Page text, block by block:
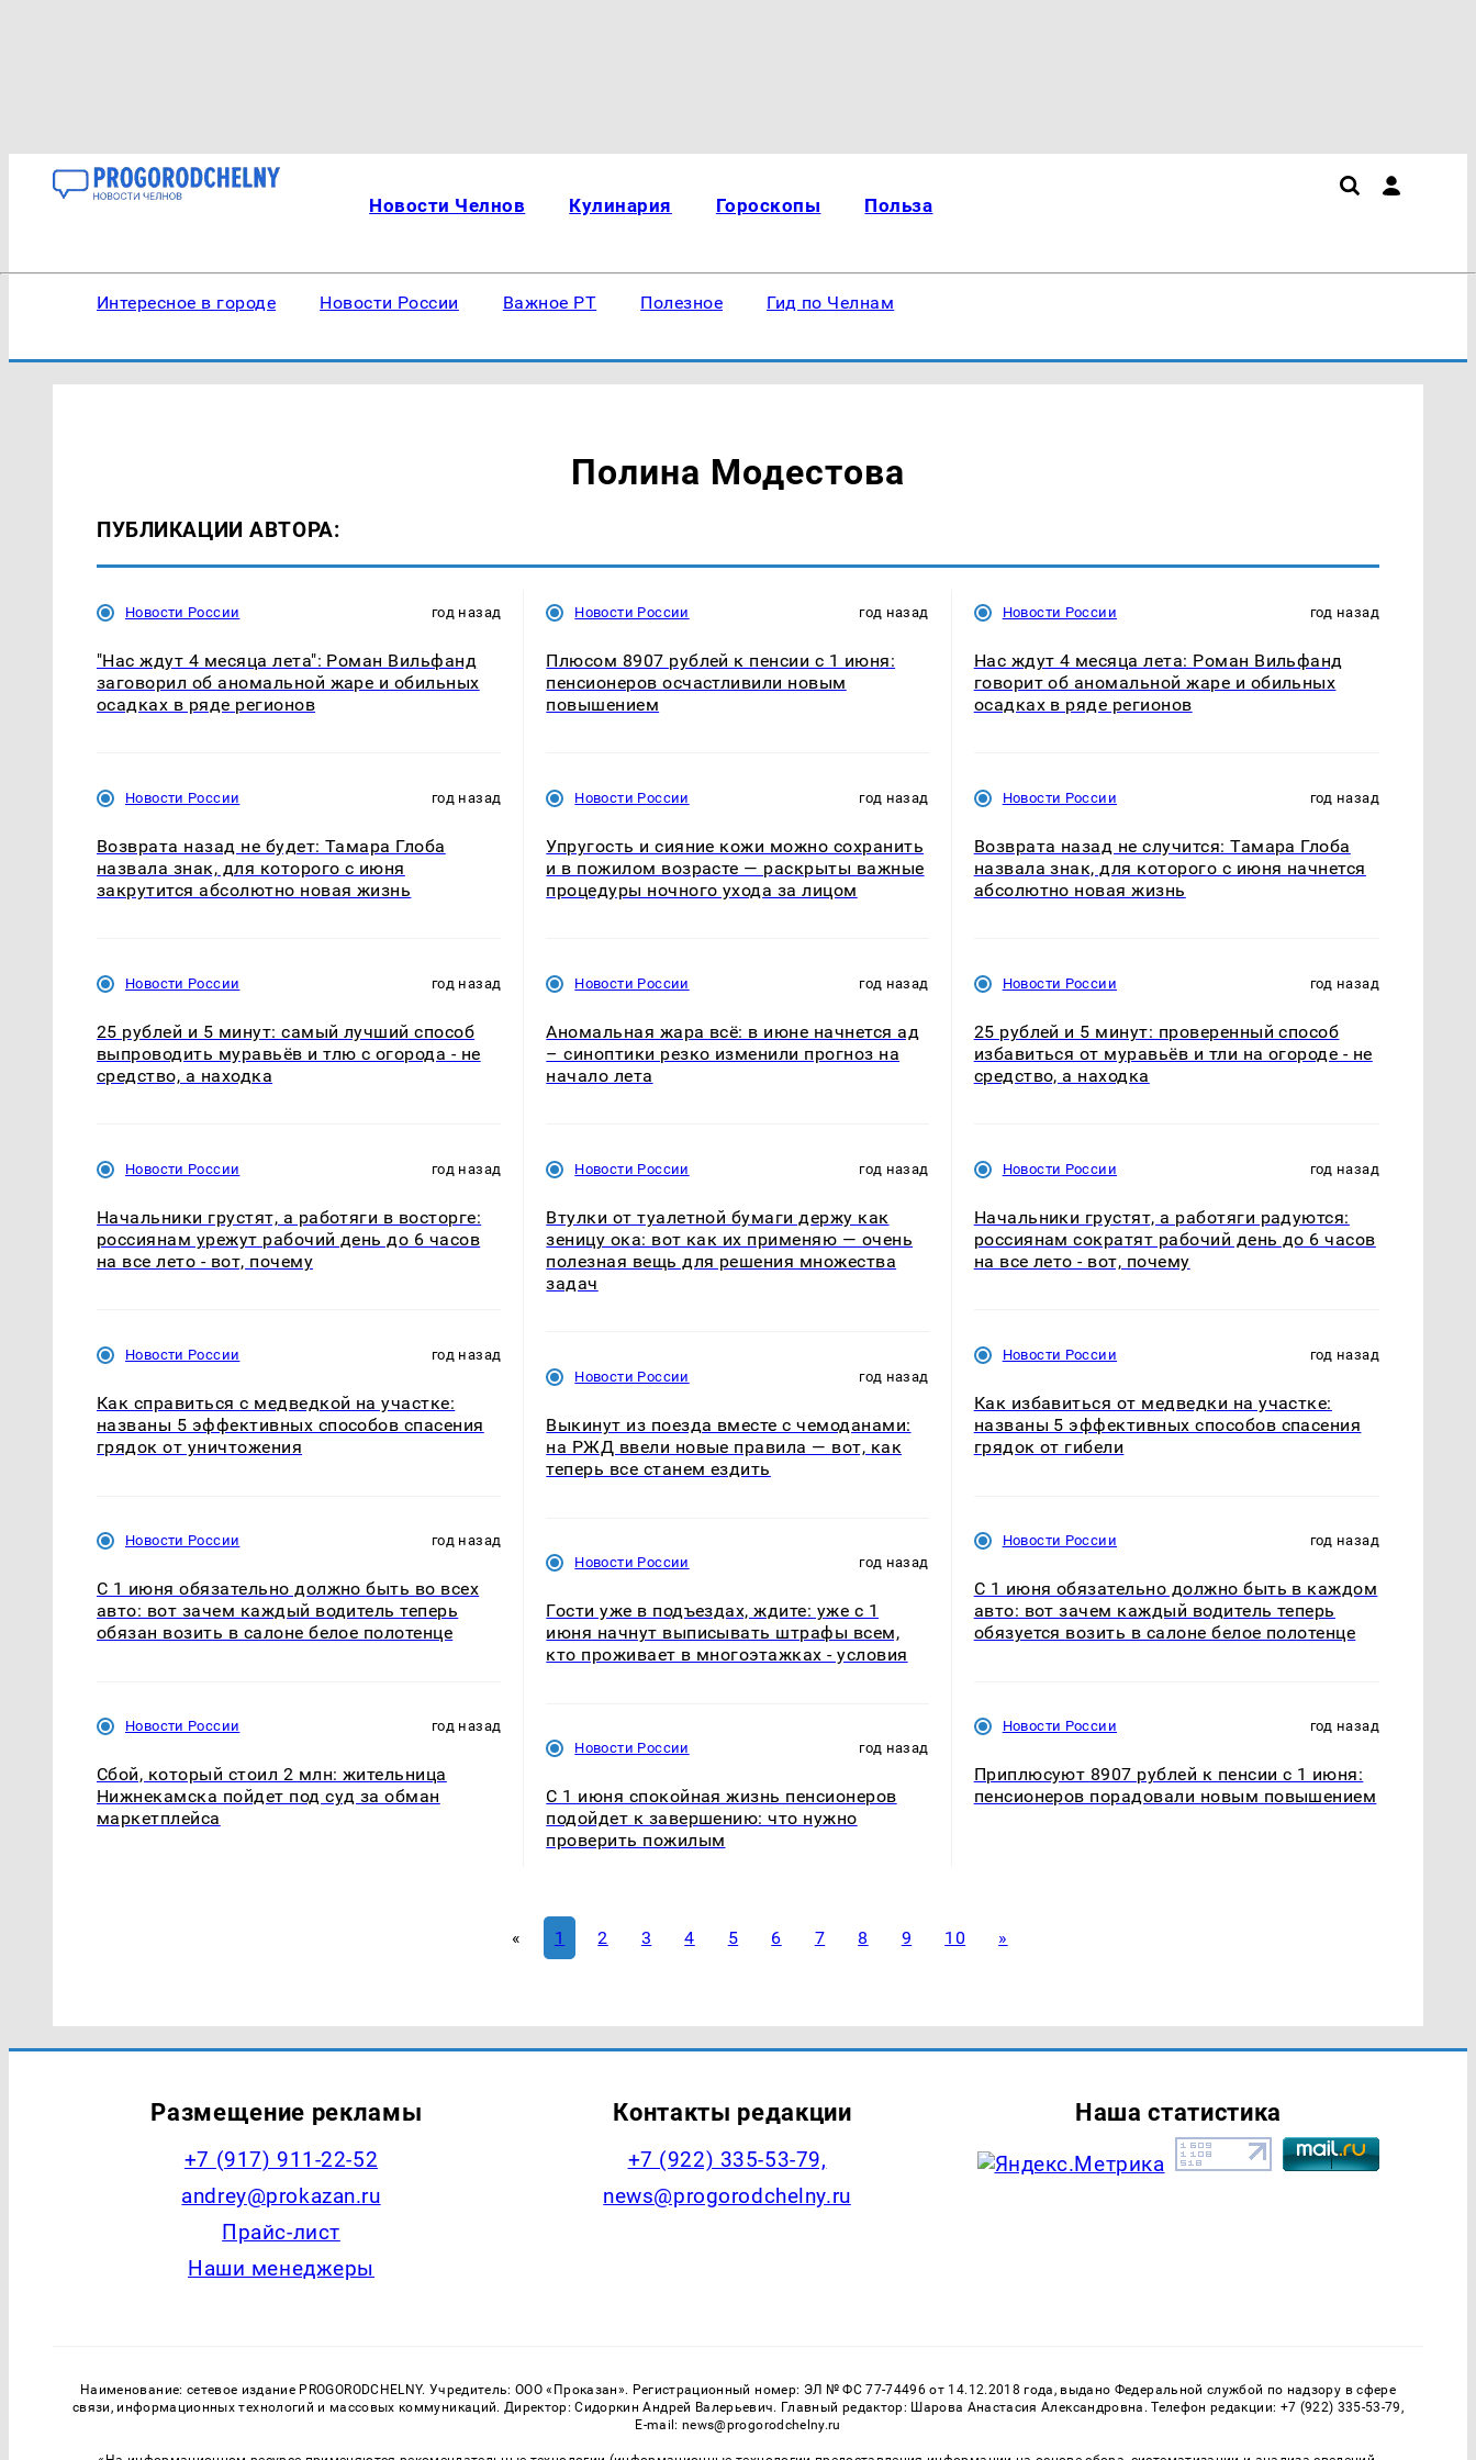
Новости Челнов Кулинария Гороскопы Польза
Интересное в городе Новости России Важное РТ Полезное Гид по Челнам
Полина Модестова
ПУБЛИКАЦИИ АВТОРА:
Новости России год назад
"Нас ждут 4 месяца лета": Роман Вильфанд
заговорил об аномальной жаре и обильных
осадках в ряде регионов
Новости России год назад
Возврата назад не будет: Тамара Глоба
назвала знак, для которого с июня
закрутится абсолютно новая жизнь
Новости России год назад
25 рублей и 5 минут: самый лучший способ
выпроводить муравьёв и тлю с огорода - не
средство, а находка
Новости России год назад
Начальники грустят, а работяги в восторге:
россиянам урежут рабочий день до 6 часов
на все лето - вот, почему
Новости России год назад
Как справиться с медведкой на участке:
названы 5 эффективных способов спасения
грядок от уничтожения
Новости России год назад
С 1 июня обязательно должно быть во всех
авто: вот зачем каждый водитель теперь
обязан возить в салоне белое полотенце
Новости России год назад
Сбой, который стоил 2 млн: жительница
Нижнекамска пойдет под суд за обман
маркетплейса
Новости России год назад
Плюсом 8907 рублей к пенсии с 1 июня:
пенсионеров осчастливили новым
повышением
Новости России год назад
Упругость и сияние кожи можно сохранить
и в пожилом возрасте — раскрыты важные
процедуры ночного ухода за лицом
Новости России год назад
Аномальная жара всё: в июне начнется ад
– синоптики резко изменили прогноз на
начало лета
Новости России год назад
Втулки от туалетной бумаги держу как
зеницу ока: вот как их применяю — очень
полезная вещь для решения множества
задач
Новости России год назад
Выкинут из поезда вместе с чемоданами:
на РЖД ввели новые правила — вот, как
теперь все станем ездить
Новости России год назад
Гости уже в подъездах, ждите: уже с 1
июня начнут выписывать штрафы всем,
кто проживает в многоэтажках - условия
Новости России год назад
С 1 июня спокойная жизнь пенсионеров
подойдет к завершению: что нужно
проверить пожилым
Новости России год назад
Нас ждут 4 месяца лета: Роман Вильфанд
говорит об аномальной жаре и обильных
осадках в ряде регионов
Новости России год назад
Возврата назад не случится: Тамара Глоба
назвала знак, для которого с июня начнется
абсолютно новая жизнь
Новости России год назад
25 рублей и 5 минут: проверенный способ
избавиться от муравьёв и тли на огороде - не
средство, а находка
Новости России год назад
Начальники грустят, а работяги радуются:
россиянам сократят рабочий день до 6 часов
на все лето - вот, почему
Новости России год назад
Как избавиться от медведки на участке:
названы 5 эффективных способов спасения
грядок от гибели
Новости России год назад
С 1 июня обязательно должно быть в каждом
авто: вот зачем каждый водитель теперь
обязуется возить в салоне белое полотенце
Новости России год назад
Приплюсуют 8907 рублей к пенсии с 1 июня:
пенсионеров порадовали новым повышением
« 1 2 3 4 5 6 7 8 9 10 »
Размещение рекламы
+7 (917) 911-22-52
andrey@prokazan.ru
Прайс-лист
Наши менеджеры
Контакты редакции
+7 (922) 335-53-79,
news@progorodchelny.ru
Наша статистика
Наименование: сетевое издание PROGORODCHELNY. Учредитель: ООО «Проказан». Регистрационный номер: ЭЛ № ФС 77-74496 от 14.12.2018 года, выдано Федеральной службой по надзору в сфере
связи, информационных технологий и массовых коммуникаций. Директор: Сидоркин Андрей Валерьевич. Главный редактор: Шарова Анастасия Александровна. Телефон редакции: +7 (922) 335-53-79,
E-mail: news@progorodchelny.ru